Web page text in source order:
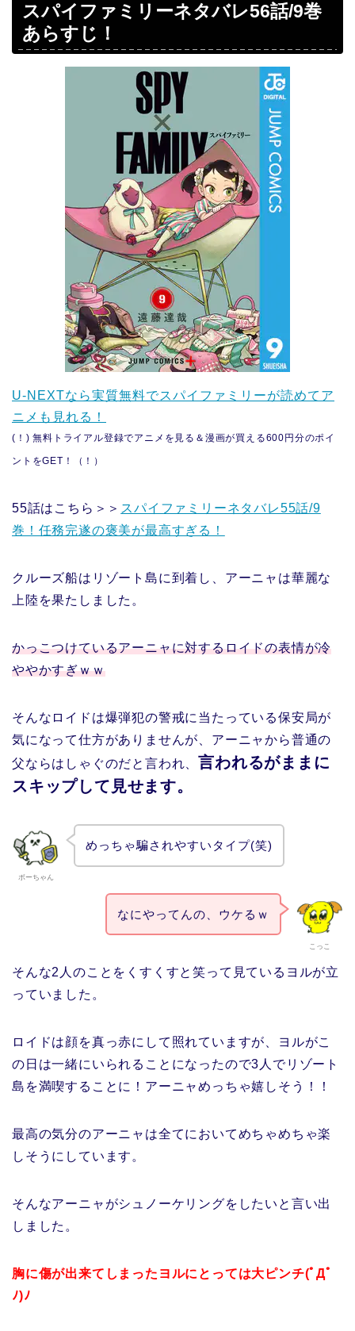
スパイファミリーネタバレ56話/9巻
あらすじ！
U-NEXTなら実質無料でスパイファミリーが読めてア
ニメも見れる！
(！) 無料トライアル登録でアニメを見る＆漫画が買える600円分のポイ
ントをGET！（！）
55話はこちら＞＞ スパイファミリーネタバレ55話/9
巻！任務完遂の褒美が最高すぎる！
クルーズ船はリゾート島に到着し、アーニャは華麗な
上陸を果たしました。
かっこつけているアーニャに対するロイドの表情が冷
ややかすぎｗｗ
そんなロイドは爆弾犯の警戒に当たっている保安局が
気になって仕方がありませんが、アーニャから普通の
父ならはしゃぐのだと言われ、 言われるがままに
スキップして見せます。
ボーちゃん
めっちゃ騙されやすいタイプ(笑)
こっこ
なにやってんの、ウケるｗ
そんな2人のことをくすくすと笑って見ているヨルが立
っていました。
ロイドは顔を真っ赤にして照れていますが、ヨルがこ
の日は一緒にいられることになったので3人でリゾート
島を満喫することに！アーニャめっちゃ嬉しそう！！
最高の気分のアーニャは全てにおいてめちゃめちゃ楽
しそうにしています。
そんなアーニャがシュノーケリングをしたいと言い出
しました。
胸に傷が出来てしまったヨルにとっては大ピンチ(ﾟДﾟ
ﾉ)ﾉ